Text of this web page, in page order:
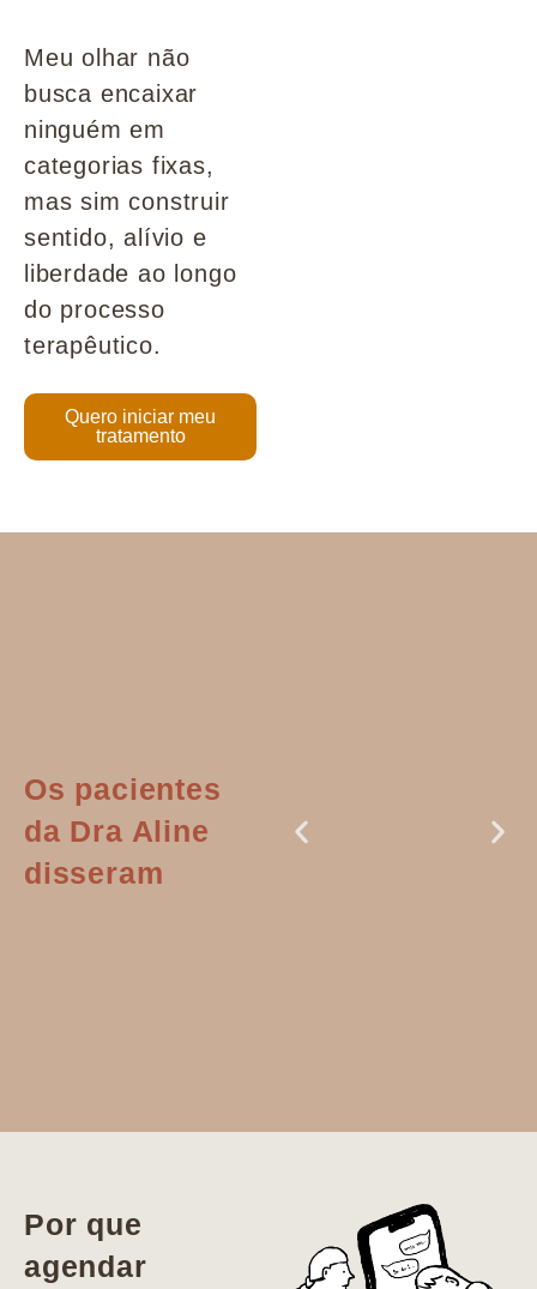
Meu olhar não
busca encaixar
ninguém em
categorias fixas,
mas sim construir
sentido, alívio e
liberdade ao longo
do processo
terapêutico.
Quero iniciar meu
tratamento
Os pacientes
da Dra Aline
disseram
vida. Ela me
encontrou num
estado misto de
Por que
agendar